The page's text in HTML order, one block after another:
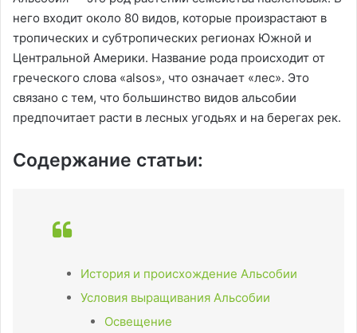
него входит около 80 видов, которые произрастают в
тропических и субтропических регионах Южной и
Центральной Америки. Название рода происходит от
греческого слова «alsos», что означает «лес». Это
связано с тем, что большинство видов альсобии
предпочитает расти в лесных угодьях и на берегах рек.
Содержание статьи:
История и происхождение Альсобии
Условия выращивания Альсобии
Освещение